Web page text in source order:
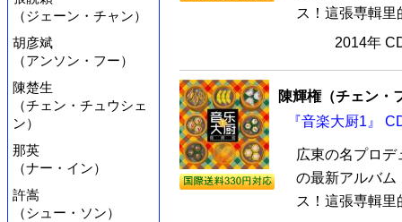
（ジェーン・チャン）
胡彦斌
（アンソン・フー）
陳楚生
（チェン・チュウシェ
ン）
那英
（ナー・イン）
許嵩
（シュー・ソン）
ス！這張専輯
2014年
陳輝権（チェン・
『音楽大厨1』
広東の名プロ
の最新アルバム
ス！這張専輯